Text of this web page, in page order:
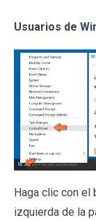
Usuarios de
Haga clic con el
izquierda de la